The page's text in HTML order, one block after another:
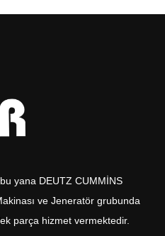
yana DEUTZ CUMMİNS
ve Jeneratör grubunda
parça hizmet vermektedir.